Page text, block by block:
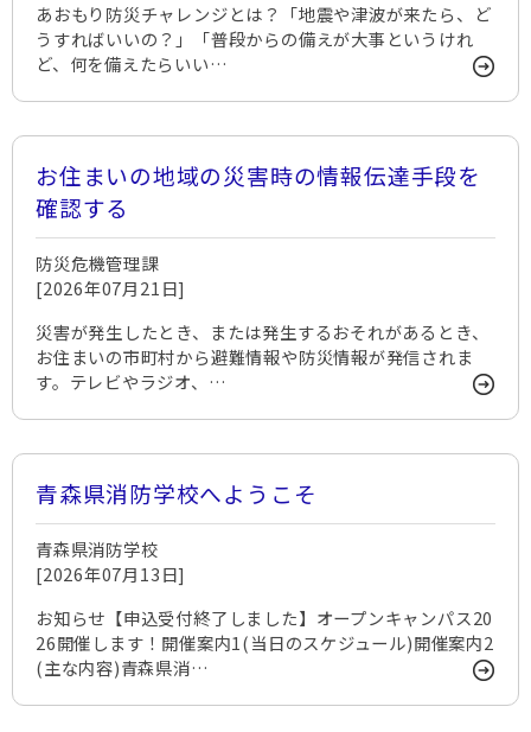
あおもり防災チャレンジとは？「地震や津波が来たら、ど
うすればいいの？」「普段からの備えが大事というけれ
ど、何を備えたらいい…
お住まいの地域の災害時の情報伝達手段を
確認する
防災危機管理課
[2026年07月21日]
災害が発生したとき、または発生するおそれがあるとき、
お住まいの市町村から避難情報や防災情報が発信されま
す。テレビやラジオ、…
青森県消防学校へようこそ
青森県消防学校
[2026年07月13日]
お知らせ【申込受付終了しました】オープンキャンパス20
26開催します！開催案内1(当日のスケジュール)開催案内2
(主な内容)青森県消…